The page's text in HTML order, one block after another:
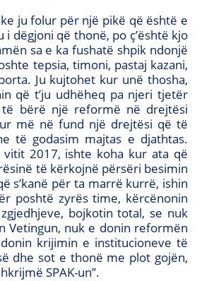
ju folur për një pikë që është e
i dëgjoni që thonë, po ç’është kjo
sa e ka fushatë shpik ndonjë
tepsia, timoni, pastaj kazani,
Ju kujtohet kur unë thosha,
që t’ju udhëheq pa njeri tjetër
bërë një reformë në drejtësi
më në fund një drejtësi që të
të godasim majtas e djathtas.
2017, ishte koha kur ata që
të kërkojnë përsëri besimin
s’kanë për ta marrë kurrë, ishin
poshtë zyrës time, kërcënonin
bojkotin total, se nuk
Vetingun, nuk e donin reformën
krijimin e institucioneve të
dhe sot e thonë me plot gojën,
SPAK-un”.